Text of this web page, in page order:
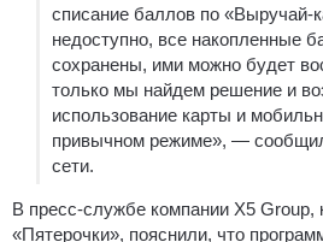
списание баллов по «Выручай-
недоступно, все накопленные
сохранены, ими можно будет
только мы найдем решение и
использование карты и
привычном режиме», —
сети.
В пресс-службе компании X5 Group,
«Пятерочки», пояснили, что